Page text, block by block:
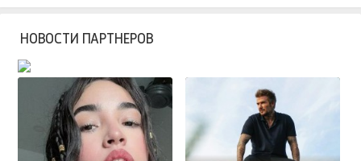
НОВОСТИ ПАРТНЕРОВ